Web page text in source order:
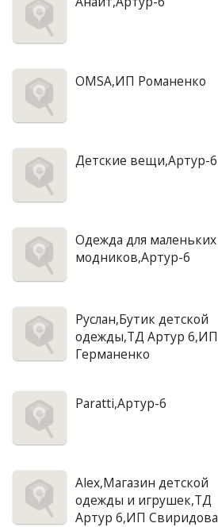
OMSA,ИП Романенко
Детские вещи,Артур-6
Одежда для маленьких
модников,Артур-6
Руслан,Бутик детской
одежды,ТД Артур 6,ИП
Германенко
Paratti,Артур-6
Alex,Магазин детской
одежды и игрушек,ТД
Артур 6,ИП Свиридова